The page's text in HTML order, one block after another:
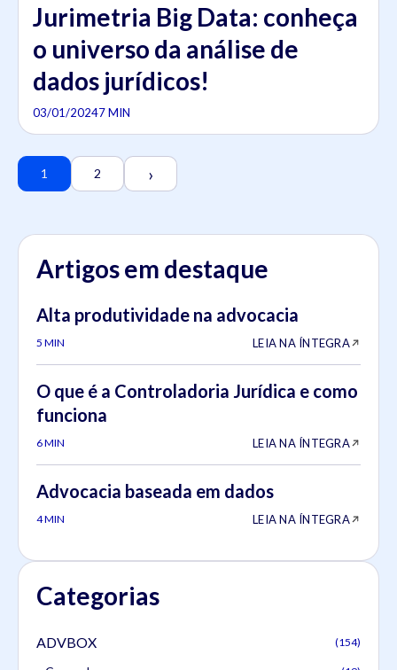
Jurimetria Big Data: conheça
o universo da análise de
dados jurídicos!
03/01/20247 MIN
1 2 ›
Artigos em destaque
Alta produtividade na advocacia
5 MIN LEIA NA ÍNTEGRA
O que é a Controladoria Jurídica e como
funciona
6 MIN LEIA NA ÍNTEGRA
Advocacia baseada em dados
4 MIN LEIA NA ÍNTEGRA
Categorias
ADVBOX (154)